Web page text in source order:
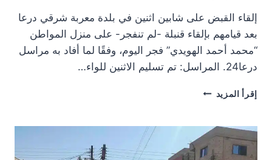
إلقاء القبض على شابين اثنين في بلدة معربة شرقي درعا
بعد قيامهم بإلقاء قنبلة -لم تنفجر- على منزل المواطن
“محمد أحمد الهويدي” فجر اليوم، وفقًا لما أفاد به مراسل
درعا24. المراسل: تم تسليم الاثنين للواء…
إقرأ المزيد إلقاء
اثنين
شرقي
درعا